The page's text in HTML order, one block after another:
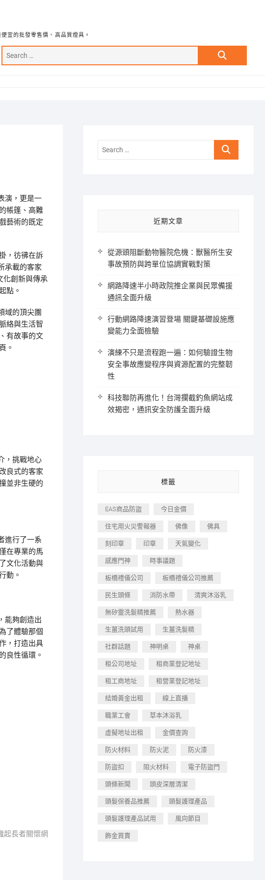
宜的批發零售價、高品質燈具。
Search
演，更是一
帳篷、高難
藝術的既定
，彷彿在訴
承載的客家
化創新與傳承
點。
域的頂尖團
絡與生活智
有故事的文
。
，挑戰地心
良式的客家
並非生硬的
進行了一系
在專業的馬
文化活動與
動。
能夠創造出
了體驗那個
，打造出具
良性循環。
起長者關懷網
Search
近期文章
從源頭阻斷動物醫院危機：獸醫所生安
事故預防與跨單位協調實戰對策
網路降速半小時政院推企業與民眾備援
通訊全面升級
行動網路降速演習登場 關鍵基礎設施應
變能力全面檢驗
演練不只是流程跑一遍：如何驗證生物
安全事故應變程序與資源配置的完整韌
性
科技聯防再進化！台灣攔截釣魚網站成
效揭密，通訊安全防護全面升級
標籤
EAS商品防盜 今日金價
住宅用火災警報器 佛像 佛具
刻印章 印章 天氣變化
感應門神 時事議題
板橋禮儀公司 板橋禮儀公司推薦
民生頭條 消防水帶 清爽沐浴乳
無矽靈洗髮精推薦 熱水器
生薑洗頭試用 生薑洗髮精
社群話題 神明桌 神桌
租公司地址 租商業登記地址
租工商地址 租營業登記地址
結婚黃金出租 線上直播
職業工會 草本沐浴乳
虛擬地址出租 金價查詢
防火材料 防火泥 防火漆
防盜扣 阻火材料 電子防盜門
頭條新聞 頭皮深層清潔
頭髮保養品推薦 頭髮護理產品
頭髮護理產品試用 風向節目
飾金買賣